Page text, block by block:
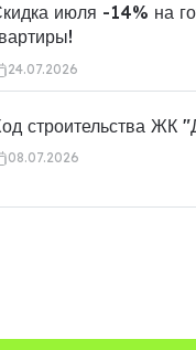
июля -14% на
24.07.2026
строительства ЖК
08.07.2026